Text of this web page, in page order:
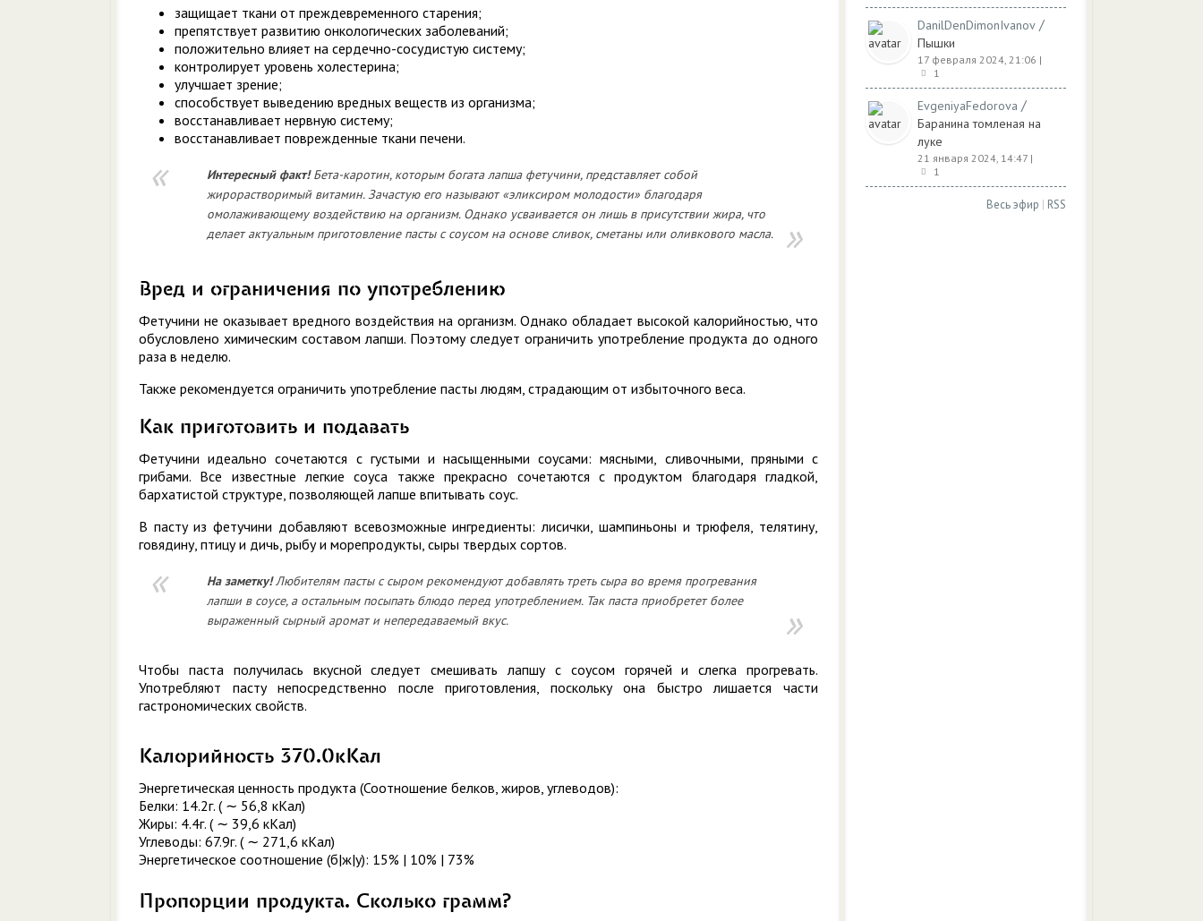
защищает ткани от преждевременного старения;
препятствует развитию онкологических заболеваний;
положительно влияет на сердечно-сосудистую систему;
контролирует уровень холестерина;
улучшает зрение;
способствует выведению вредных веществ из организма;
восстанавливает нервную систему;
восстанавливает поврежденные ткани печени.
Интересный факт!Бета-каротин, которым богата лапша фетучини, представляет собой
жирорастворимый витамин. Зачастую его называют «эликсиром молодости» благодаря
омолаживающему воздействию на организм. Однако усваивается он лишь в присутствии жира, что
делает актуальным приготовление пасты с соусом на основе сливок, сметаны или оливкового масла.
Вред и ограничения по употреблению
Фетучини не оказывает вредного воздействия на организм. Однако обладает высокой калорийностью, что
обусловлено химическим составом лапши. Поэтому следует ограничить употребление продукта до одного
раза в неделю.
Также рекомендуется ограничить употребление пасты людям, страдающим от избыточного веса.
Как приготовить и подавать
Фетучини идеально сочетаются с густыми и насыщенными соусами: мясными, сливочными, пряными с
грибами. Все известные легкие соуса также прекрасно сочетаются с продуктом благодаря гладкой,
бархатистой структуре, позволяющей лапше впитывать соус.
В пасту из фетучини добавляют всевозможные ингредиенты: лисички, шампиньоны и трюфеля, телятину,
говядину, птицу и дичь, рыбу и морепродукты, сыры твердых сортов.
На заметку!Любителям пасты с сыром рекомендуют добавлять треть сыра во время прогревания
лапши в соусе, а остальным посыпать блюдо перед употреблением. Так паста приобретет более
выраженный сырный аромат и непередаваемый вкус.
Чтобы паста получилась вкусной следует смешивать лапшу с соусом горячей и слегка прогревать.
Употребляют пасту непосредственно после приготовления, поскольку она быстро лишается части
гастрономических свойств.
Калорийность 370.0кКал
Энергетическая ценность продукта (Соотношение белков, жиров, углеводов):
Белки: 14.2г. ( ∼ 56,8 кКал)
Жиры: 4.4г. ( ∼ 39,6 кКал)
Углеводы: 67.9г. ( ∼ 271,6 кКал)
Энергетическое соотношение (б|ж|у): 15% | 10% | 73%
Пропорции продукта. Сколько грамм?
DanilDenDimonIvanov /
Пышки
17 февраля 2024, 21:06 |
1
EvgeniyaFedorova /
Баранина томленая на
луке
21 января 2024, 14:47 |
1
Весь эфир | RSS